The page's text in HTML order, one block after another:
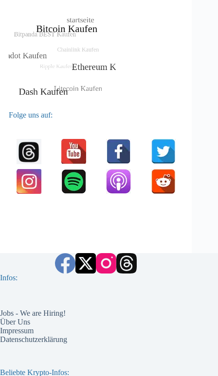
Folge uns auf:
Infos:
Jobs - We are Hiring!
Über Uns
Impressum
Datenschutzerklärung
Beliebte Krypto-Infos: